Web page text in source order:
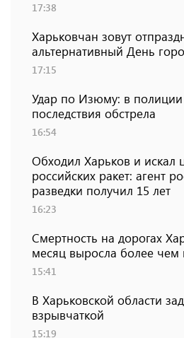
17:38
Харьковчан зовут
альтернативный День
17:15
Удар по Изюму: в полиции
последствия обстрела
16:54
Обходил Харьков и искал
российских ракет: агент
разведки получил 15 лет
16:23
Смертность на дорогах
месяц выросла более чем
15:41
В Харьковской области
взрывчаткой
15:19